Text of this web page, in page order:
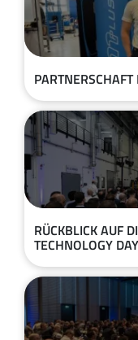
RÜCKBLICK AUF
TECHNOLOGY